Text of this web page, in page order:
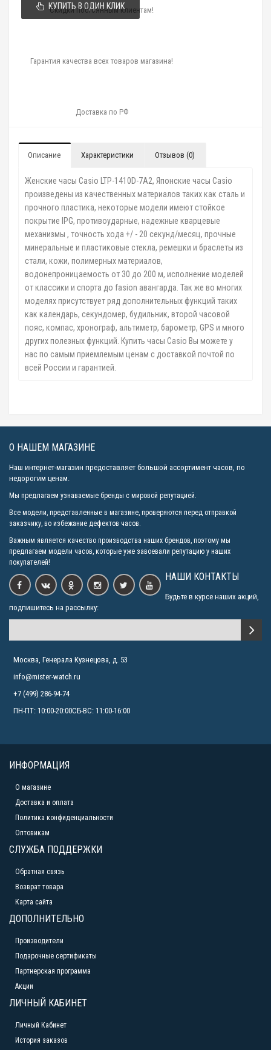
КУПИТЬ В ОДИН КЛИК
Скидки постоянным клиентам!
Гарантия качества всех товаров магазина!
Доставка по РФ
Описание Характеристики Отзывов (0)
Женские часы Casio LTP-1410D-7A2, Японские часы Casio
произведены из качественных материалов таких как сталь и
прочного пластика, некоторые модели имеют стойкое
покрытие IPG, противоударные, надежные кварцевые
механизмы , точность хода +/ - 20 секунд/месяц, прочные
минеральные и пластиковые стекла, ремешки и браслеты из
стали, кожи, полимерных материалов,
водонепроницаемость от 30 до 200 м, исполнение моделей
от классики и спорта до fasion авангарда. Так же во многих
моделях присутствует ряд дополнительных функций таких
как календарь, секундомер, будильник, второй часовой
пояс, компас, хронограф, альтиметр, барометр, GPS и много
других полезных функций. Купить часы Casio Вы можете у
нас по самым приемлемым ценам с доставкой почтой по
всей России и гарантией.
О НАШЕМ МАГАЗИНЕ
Наш интернет-магазин предоставляет большой ассортимент часов, по
недорогим ценам.
Мы предлагаем узнаваемые бренды с мировой репутацией.
Все модели, представленные в магазине, проверяются перед отправкой
заказчику, во избежание дефектов часов.
Важным является качество производства наших брендов, поэтому мы
предлагаем модели часов, которые уже завоевали репутацию у наших
покупателей!
НАШИ КОНТАКТЫ
Будьте в курсе наших акций,
подпишитесь на рассылку:
Москва, Генерала Кузнецова, д. 53
info@mister-watch.ru
+7 (499) 286-94-74
ПН-ПТ: 10:00-20:00СБ-ВС: 11:00-16:00
ИНФОРМАЦИЯ
О магазине
Доставка и оплата
Политика конфиденциальности
Оптовикам
СЛУЖБА ПОДДЕРЖКИ
Обратная связь
Возврат товара
Карта сайта
ДОПОЛНИТЕЛЬНО
Производители
Подарочные сертификаты
Партнерская программа
Акции
ЛИЧНЫЙ КАБИНЕТ
Личный Кабинет
История заказов